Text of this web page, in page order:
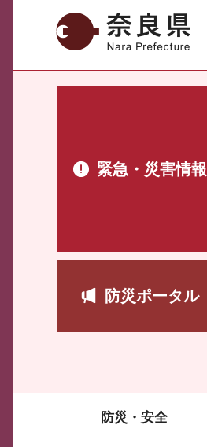
奈良県
緊急・災害情報
防災ポータル
防災・安全